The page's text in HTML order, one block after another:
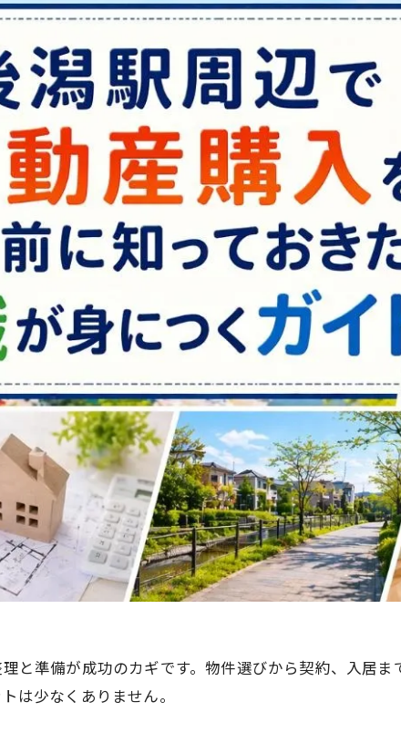
と準備が成功のカギです。物件選びから契約、入居
は少なくありません。